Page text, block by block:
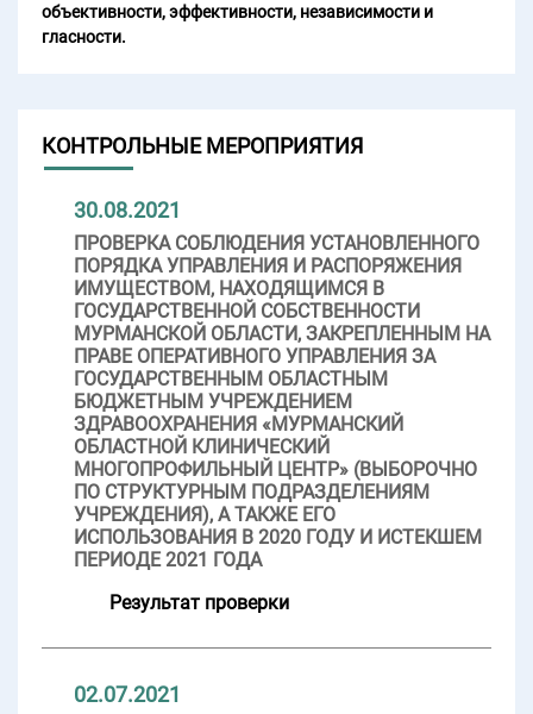
объективности, эффективности, независимости и
гласности.
КОНТРОЛЬНЫЕ МЕРОПРИЯТИЯ
30.08.2021
ПРОВЕРКА СОБЛЮДЕНИЯ УСТАНОВЛЕННОГО
ПОРЯДКА УПРАВЛЕНИЯ И РАСПОРЯЖЕНИЯ
ИМУЩЕСТВОМ, НАХОДЯЩИМСЯ В
ГОСУДАРСТВЕННОЙ СОБСТВЕННОСТИ
МУРМАНСКОЙ ОБЛАСТИ, ЗАКРЕПЛЕННЫМ НА
ПРАВЕ ОПЕРАТИВНОГО УПРАВЛЕНИЯ ЗА
ГОСУДАРСТВЕННЫМ ОБЛАСТНЫМ
БЮДЖЕТНЫМ УЧРЕЖДЕНИЕМ
ЗДРАВООХРАНЕНИЯ «МУРМАНСКИЙ
ОБЛАСТНОЙ КЛИНИЧЕСКИЙ
МНОГОПРОФИЛЬНЫЙ ЦЕНТР» (ВЫБОРОЧНО
ПО СТРУКТУРНЫМ ПОДРАЗДЕЛЕНИЯМ
УЧРЕЖДЕНИЯ), А ТАКЖЕ ЕГО
ИСПОЛЬЗОВАНИЯ В 2020 ГОДУ И ИСТЕКШЕМ
ПЕРИОДЕ 2021 ГОДА
Результат проверки
02.07.2021